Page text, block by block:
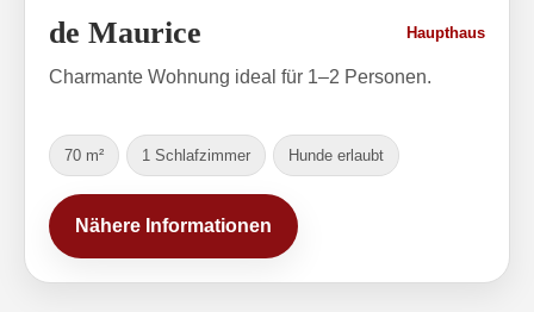
de Maurice Haupthaus
Charmante Wohnung ideal für 1–2 Personen.
70 m² 1 Schlafzimmer Hunde erlaubt
Nähere Informationen